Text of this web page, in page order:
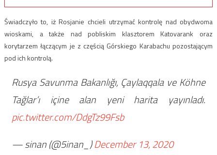
Świadczyło to, iż Rosjanie chcieli utrzymać kontrolę nad obydwoma
wioskami, a także nad pobliskim klasztorem Katovarank oraz
korytarzem łączącym je z częścią Górskiego Karabachu pozostającym
pod ich kontrolą.
Rusya Savunma Bakanlığı, Çaylaqqala ve Köhne
Tağlar’ı içine alan yeni harita yayınladı.
pic.twitter.com/DdgTz99Fsb
— sinan (@5inan_)December 13, 2020